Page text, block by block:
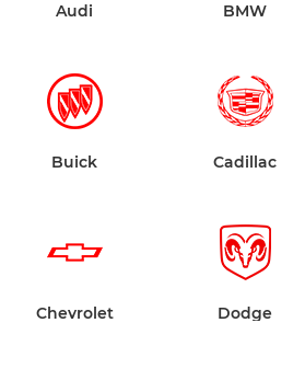
Audi BMW
Buick Cadillac
Chevrolet Dodge